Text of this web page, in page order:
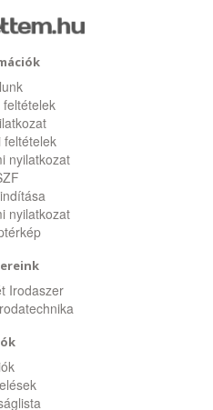
feltételek
feltételek
nyilatkozat
nyilatkozat
Irodaszer